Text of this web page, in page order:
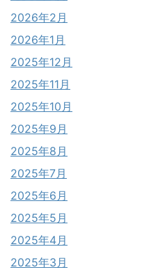
2026年2月
2026年1月
2025年12月
2025年11月
2025年10月
2025年9月
2025年8月
2025年7月
2025年6月
2025年5月
2025年4月
2025年3月